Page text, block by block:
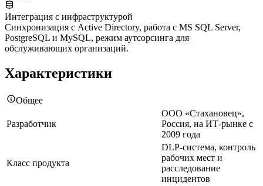
Интеграция с инфраструктурой
Синхронизация с Active Directory, работа с MS SQL Server,
PostgreSQL и MySQL, режим аутсорсинга для
обслуживающих организаций.
Характеристики
Общее
Разработчик
ООО «Стахановец»,
Россия, на ИТ-рынке с
2009 года
Класс продукта
DLP-система, контроль
рабочих мест и
расследование
инцидентов